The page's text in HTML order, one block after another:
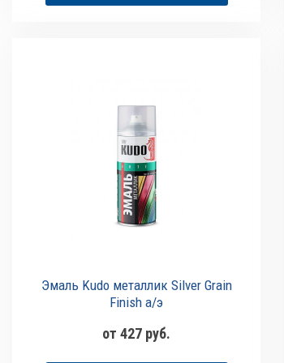
Эмаль Kudo металлик Silver Grain
Finish а/э
от 427 руб.